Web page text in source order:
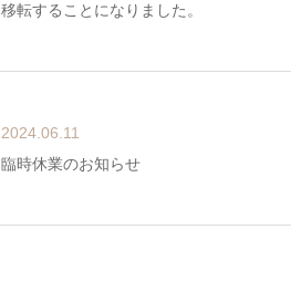
移転することになりました。
2024.06.11
臨時休業のお知らせ